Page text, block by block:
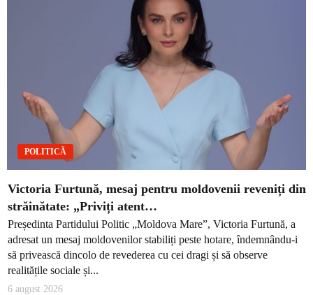
POLITICĂ
Victoria Furtună, mesaj pentru moldovenii reveniți din
străinătate: „Priviți atent…
Președinta Partidului Politic „Moldova Mare”, Victoria Furtună, a
adresat un mesaj moldovenilor stabiliți peste hotare, îndemnându-i
să privească dincolo de revederea cu cei dragi și să observe
realitățile sociale și...
6 august 2026